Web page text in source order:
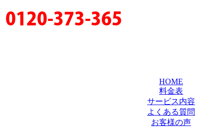
0120-373-365
HOME
料金表
サービス内容
よくある質問
お客様の声